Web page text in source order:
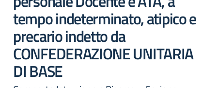
tempo indeterminato, atipico e
precario indetto da
CONFEDERAZIONE UNITARIA
DI BASE